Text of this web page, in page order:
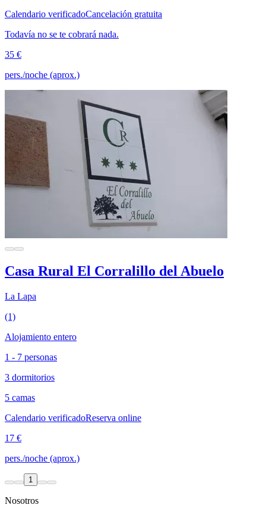
Calendario verificadoCancelación gratuita
Todavía no se te cobrará nada.
35 €
pers./noche (aprox.)
Casa Rural El Corralillo del Abuelo
La Lapa
(1)
Alojamiento entero
1 - 7 personas
3 dormitorios
5 camas
Calendario verificadoReserva online
17 €
pers./noche (aprox.)
1
Nosotros